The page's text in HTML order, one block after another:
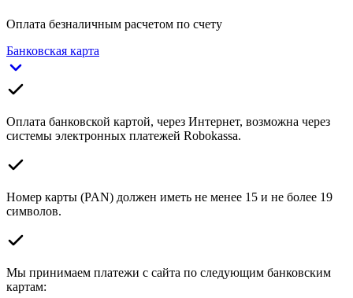
Оплата безналичным расчетом по счету
Банковская карта
Оплата банковской картой, через Интернет, возможна через
системы электронных платежей Robokassa.
Номер карты (PAN) должен иметь не менее 15 и не более 19
символов.
Мы принимаем платежи с сайта по следующим банковским
картам: